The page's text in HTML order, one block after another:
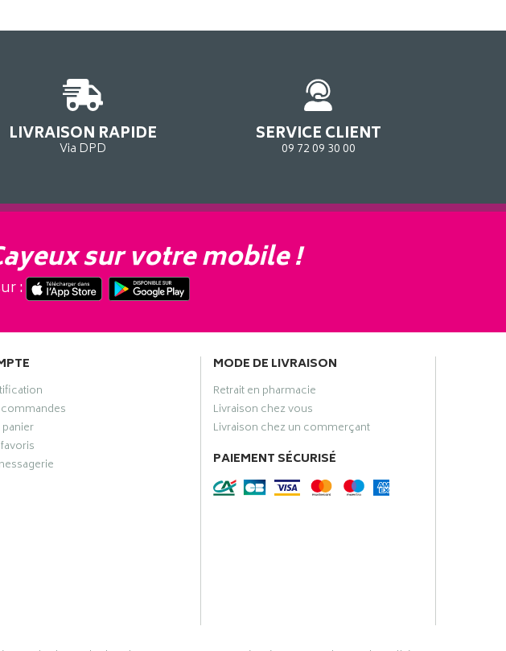
LIVRAISON RAPIDE
Via DPD
SERVICE CLIENT
09 72 09 30 00
sur votre mobile !
:
MODE DE LIVRAISON
Retrait en pharmacie
Livraison chez vous
Livraison chez un commerçant
PAIEMENT SÉCURISÉ